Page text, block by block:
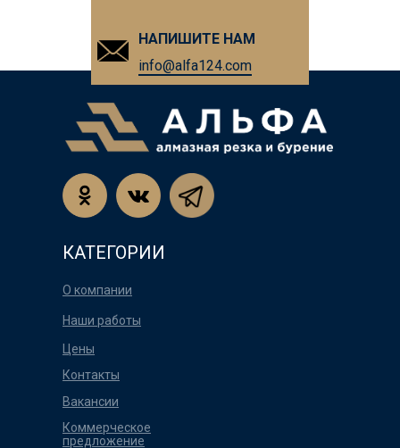
НАПИШИТЕ НАМ
info@alfa124.com
КАТЕГОРИИ
О компании
Наши работы
Цены
Контакты
Коммерческое
предложение
Вакансии